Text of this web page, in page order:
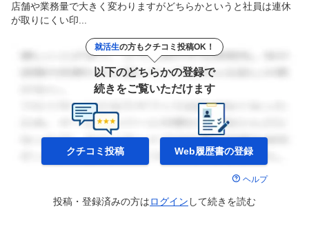
店舗や業務量で大きく変わりますがどちらかというと社員は連休
が取りにくい印...
就活生の方もクチコミ投稿OK！
以下のどちらかの登録で
続きをご覧いただけます
クチコミ投稿 Web履歴書の登録
ヘルプ
投稿・登録済みの方はログイン して続きを読む